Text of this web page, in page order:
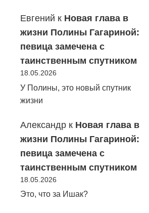
Евгений к Новая глава в
жизни Полины Гагариной:
певица замечена с
таинственным спутником
18.05.2026
У Полины, это новый спутник
жизни
Александр к Новая глава в
жизни Полины Гагариной:
певица замечена с
таинственным спутником
18.05.2026
Это, что за Ишак?